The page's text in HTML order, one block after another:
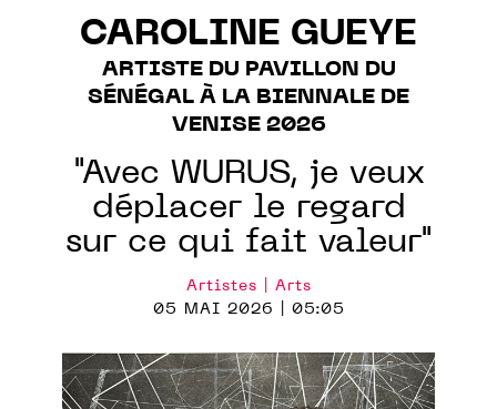
CAROLINE GUEYE
ARTISTE DU PAVILLON DU
SÉNÉGAL À LA BIENNALE DE
VENISE 2026
"Avec WURUS, je veux
déplacer le regard
sur ce qui fait valeur"
Artistes | Arts
05 MAI 2026 | 05:05